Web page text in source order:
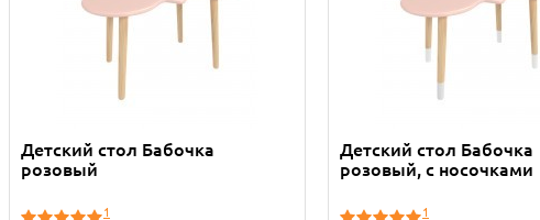
Детский стол Бабочка
розовый
1
Детский стол Бабочка
розовый, с носочками
1